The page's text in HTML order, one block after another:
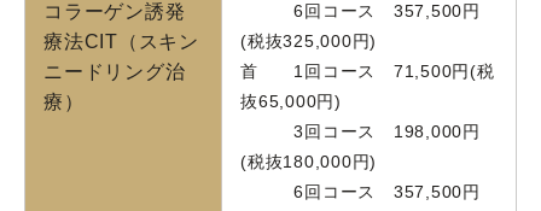
コラーゲン誘発
療法CIT（スキン
ニードリング治
療）
6回コース 357,500円
(税抜325,000円)
首 1回コース 71,500円(税
抜65,000円)
3回コース 198,000円
(税抜180,000円)
6回コース 357,500円